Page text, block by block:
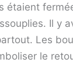
étaient
Il y
Les
le